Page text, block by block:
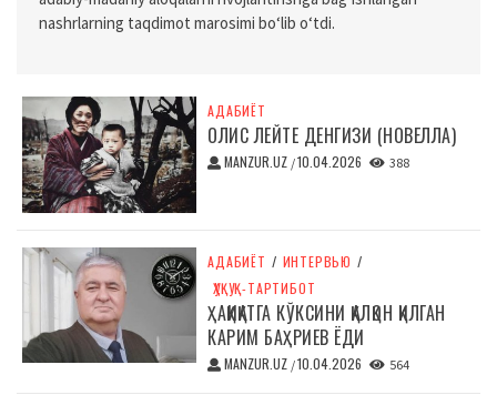
nashrlarning taqdimot marosimi bo‘lib o‘tdi.
АДАБИЁТ
ОЛИС ЛЕЙТЕ ДЕНГИЗИ (НОВЕЛЛА)
MANZUR.UZ /10.04.2026 388
АДАБИЁТ / ИНТЕРВЬЮ /
ҲУҚУҚ-ТАРТИБОТ
ҲАҚИҚАТГА КЎКСИНИ ҚАЛҚОН ҚИЛГАН
КАРИМ БАҲРИЕВ ЁДИ
MANZUR.UZ /10.04.2026 564